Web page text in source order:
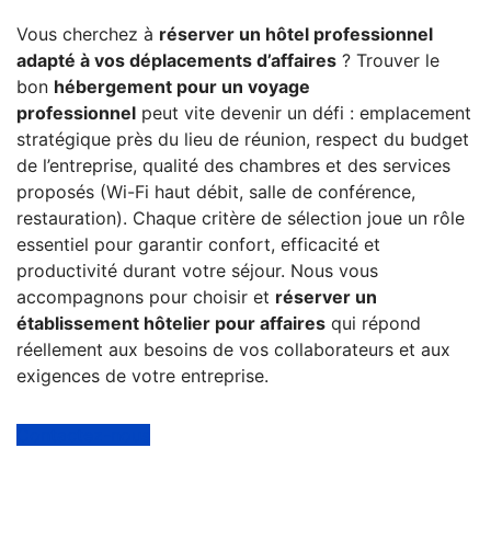
Vous cherchez à réserver un hôtel professionnel
adapté à vos déplacements d’affaires ? Trouver le
bon hébergement pour un voyage
professionnel peut vite devenir un défi : emplacement
stratégique près du lieu de réunion, respect du budget
de l’entreprise, qualité des chambres et des services
proposés (Wi-Fi haut débit, salle de conférence,
restauration). Chaque critère de sélection joue un rôle
essentiel pour garantir confort, efficacité et
productivité durant votre séjour. Nous vous
accompagnons pour choisir et réserver un
établissement hôtelier pour affaires qui répond
réellement aux besoins de vos collaborateurs et aux
exigences de votre entreprise.